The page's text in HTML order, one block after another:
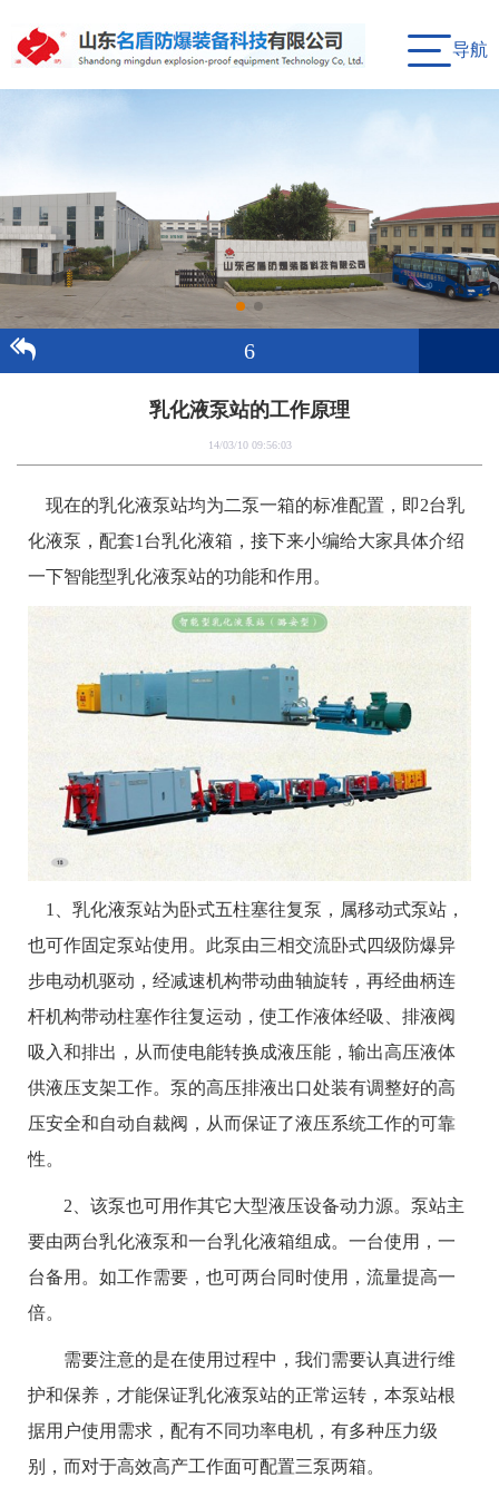
导航
6
乳化液泵站的工作原理
14/03/10 09:56:03
现在的乳化液泵站均为二泵一箱的标准配置，即2台乳
化液泵，配套1台乳化液箱，接下来小编给大家具体介绍
一下智能型乳化液泵站的功能和作用。
1、乳化液泵站为卧式五柱塞往复泵，属移动式泵站，
也可作固定泵站使用。此泵由三相交流卧式四级防爆异
步电动机驱动，经减速机构带动曲轴旋转，再经曲柄连
杆机构带动柱塞作往复运动，使工作液体经吸、排液阀
吸入和排出，从而使电能转换成液压能，输出高压液体
供液压支架工作。泵的高压排液出口处装有调整好的高
压安全和自动自裁阀，从而保证了液压系统工作的可靠
性。
2、该泵也可用作其它大型液压设备动力源。泵站主
要由两台乳化液泵和一台乳化液箱组成。一台使用，一
台备用。如工作需要，也可两台同时使用，流量提高一
倍。
需要注意的是在使用过程中，我们需要认真进行维
护和保养，才能保证乳化液泵站的正常运转，本泵站根
据用户使用需求，配有不同功率电机，有多种压力级
别，而对于高效高产工作面可配置三泵两箱。